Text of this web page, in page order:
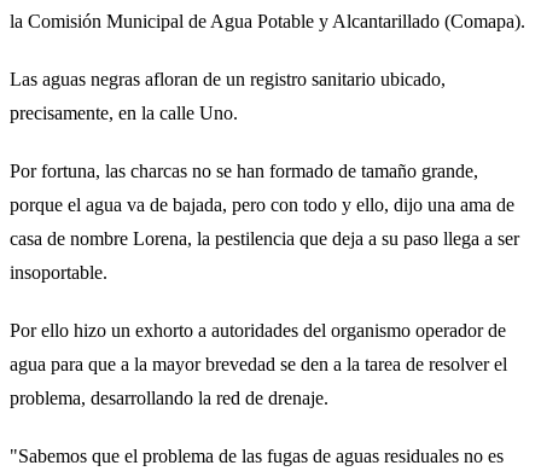
la Comisión Municipal de Agua Potable y Alcantarillado (Comapa).
Las aguas negras afloran de un registro sanitario ubicado,
precisamente, en la calle Uno.
Por fortuna, las charcas no se han formado de tamaño grande,
porque el agua va de bajada, pero con todo y ello, dijo una ama de
casa de nombre Lorena, la pestilencia que deja a su paso llega a ser
insoportable.
Por ello hizo un exhorto a autoridades del organismo operador de
agua para que a la mayor brevedad se den a la tarea de resolver el
problema, desarrollando la red de drenaje.
"Sabemos que el problema de las fugas de aguas residuales no es